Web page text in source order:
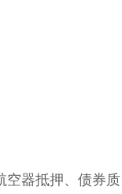
空器抵押、债券质